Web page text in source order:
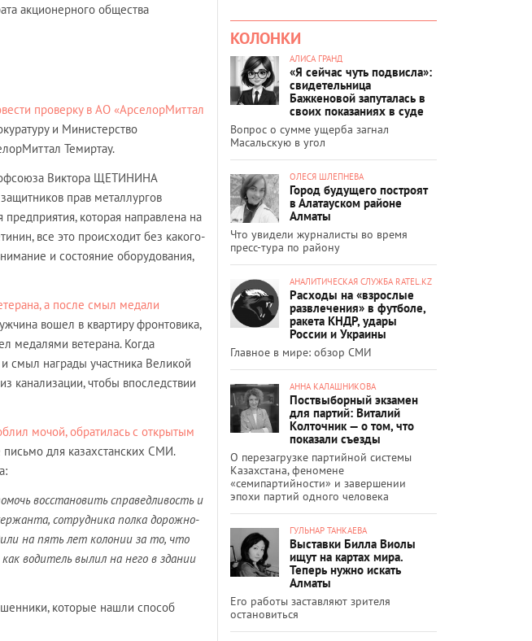
акционерного общества
проверку в АО «АрселорМиттал
и Министерство
Темиртау.
Виктора ЩЕТИНИНА
прав металлургов
которая направлена на
все это происходит без какого-
и состояние оборудования,
а после смыл медали
вошел в квартиру фронтовика,
медалями ветерана. Когда
смыл награды участника Великой
канализации, чтобы впоследствии
мочой, обратилась с открытым
для казахстанских СМИ.
восстановить справедливость и
сотрудника полка дорожно-
на пять лет колонии за то, что
водитель вылил на него в здании
которые нашли способ
КОЛОНКИ
АЛИСА ГРАНД
«Я сейчас чуть подвисла»:
свидетельница
Бажкеновой запуталась в
своих показаниях в суде
Вопрос о сумме ущерба загнал
Масальскую в угол
ОЛЕСЯ ШЛЕПНЕВА
Город будущего построят
в Алатауском районе
Алматы
Что увидели журналисты во время
пресс-тура по району
АНАЛИТИЧЕСКАЯ СЛУЖБА RATEL.KZ
Расходы на «взрослые
развлечения» в футболе,
ракета КНДР, удары
России и Украины
Главное в мире: обзор СМИ
АННА КАЛАШНИКОВА
Поствыборный экзамен
для партий: Виталий
Колточник — о том, что
показали съезды
О перезагрузке партийной системы
Казахстана, феномене
«семипартийности» и завершении
эпохи партий одного человека
ГУЛЬНАР ТАНКАЕВА
Выставки Билла Виолы
ищут на картах мира.
Теперь нужно искать
Алматы
Его работы заставляют зрителя
остановиться